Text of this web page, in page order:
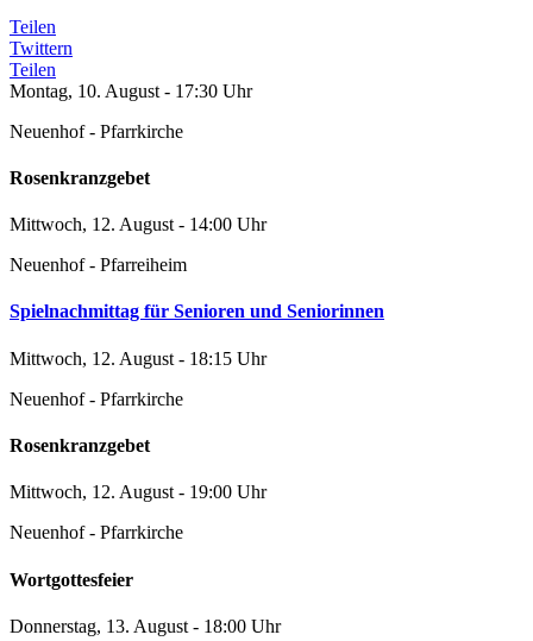
Teilen
Twittern
Teilen
Montag, 10. August - 17:30 Uhr
Neuenhof - Pfarrkirche
Rosenkranzgebet
Mittwoch, 12. August - 14:00 Uhr
Neuenhof - Pfarreiheim
Spielnachmittag für Senioren und Seniorinnen
Mittwoch, 12. August - 18:15 Uhr
Neuenhof - Pfarrkirche
Rosenkranzgebet
Mittwoch, 12. August - 19:00 Uhr
Neuenhof - Pfarrkirche
Wortgottesfeier
Donnerstag, 13. August - 18:00 Uhr